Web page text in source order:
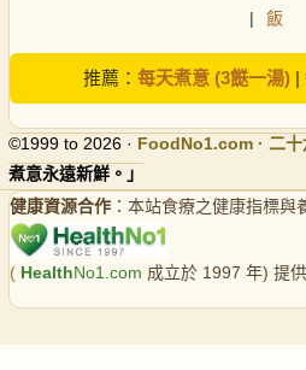
|
飯
推薦： 每天煮意 (3餸一湯)|
©1999 to 2026 · FoodNo1.com · 二
煮意永遠新鮮。」
健康資源合作 ：本站食療之健康指標與
( HealthNo1.com 成立於 1997 年) 提